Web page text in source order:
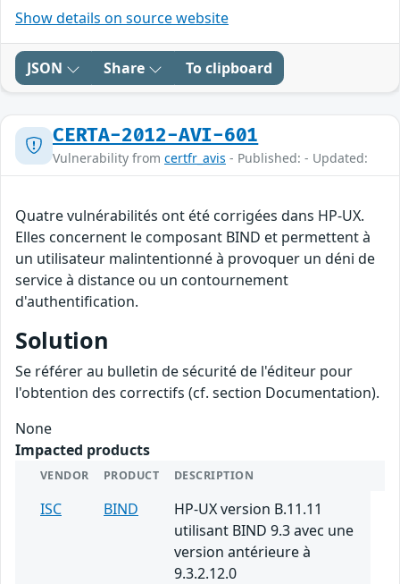
Show details on source website
JSON Share To clipboard
CERTA-2012-AVI-601
Vulnerability from certfr_avis - Published: - Updated:
Quatre vulnérabilités ont été corrigées dans HP-UX.
Elles concernent le composant BIND et permettent à
un utilisateur malintentionné à provoquer un déni de
service à distance ou un contournement
d'authentification.
Solution
Se référer au bulletin de sécurité de l'éditeur pour
l'obtention des correctifs (cf. section Documentation).
None
Impacted products
VENDOR PRODUCT DESCRIPTION
ISC BIND
HP-UX version B.11.11
utilisant BIND 9.3 avec une
version antérieure à
9.3.2.12.0